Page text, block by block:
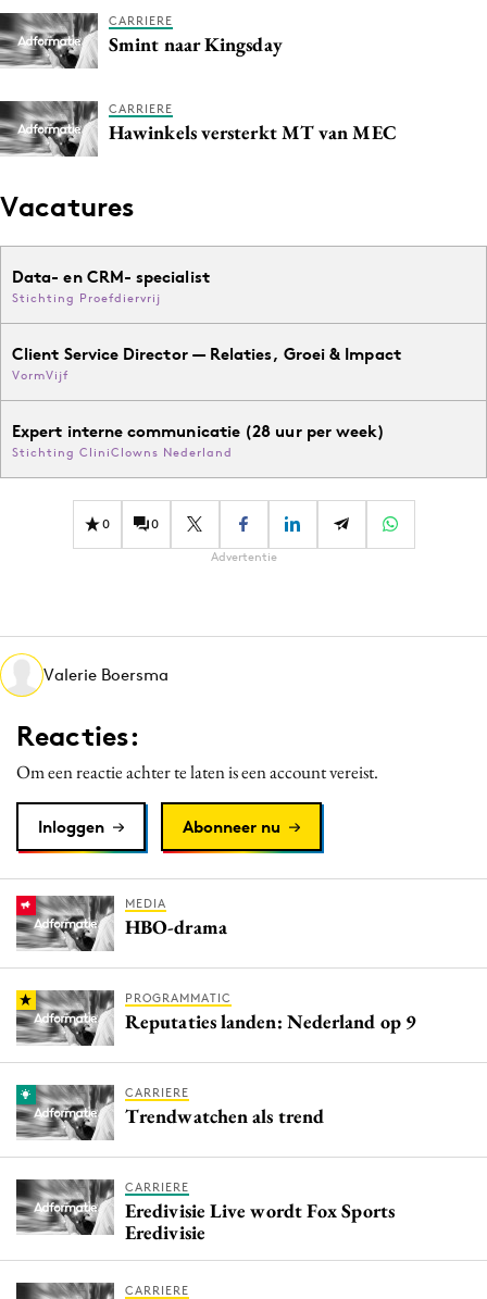
CARRIERE
Smint naar Kingsday
CARRIERE
Hawinkels versterkt MT van MEC
Vacatures
Data- en CRM- specialist
Stichting Proefdiervrij
Client Service Director — Relaties, Groei & Impact
VormVijf
Expert interne communicatie (28 uur per week)
Stichting CliniClowns Nederland
0 0
Advertentie
Valerie Boersma
Reacties:
Om een reactie achter te laten is een account vereist.
Inloggen Abonneer nu
MEDIA
HBO-drama
PROGRAMMATIC
Reputaties landen: Nederland op 9
CARRIERE
Trendwatchen als trend
CARRIERE
Eredivisie Live wordt Fox Sports
Eredivisie
CARRIERE